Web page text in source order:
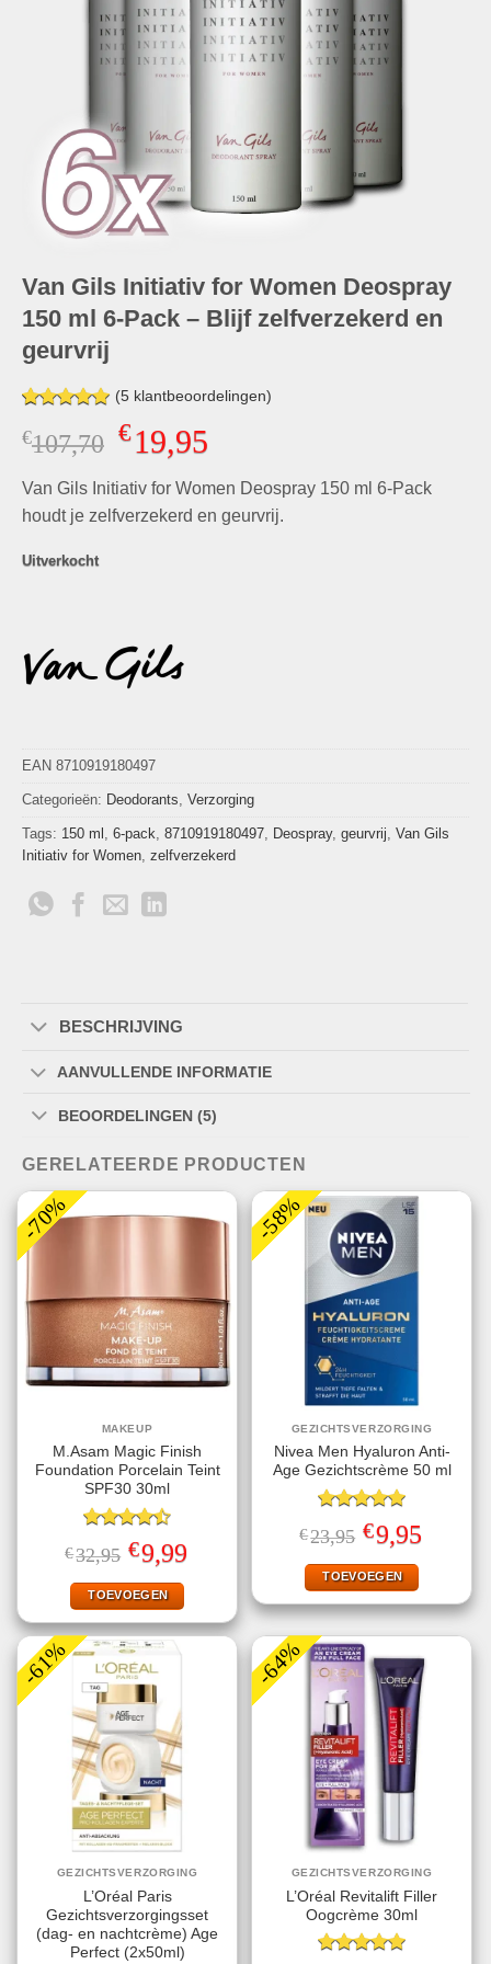
Van Gils Initiativ for Women Deospray
150 ml 6-Pack – Blijf zelfverzekerd en
geurvrij
5.00op 5
gebaseerd
waarderingen
(5klantbeoordelingen)
€107,70 Oorspronkelijke
was:
€107,70.
€19,95Huidige
is:
€19,95.
Van Gils Initiativ for Women Deospray 150 ml 6-Pack
houdt je zelfverzekerd en geurvrij.
Uitverkocht
EAN 8710919180497
Categorieën: Deodorants Verzorging
Tags: 150 ml 6-pack 8710919180497 Deospray, geurvrij Van Gils
Initiativ for Women zelfverzekerd
BESCHRIJVING
AANVULLENDE INFORMATIE
BEOORDELINGEN (5)
GERELATEERDE PRODUCTEN
-70%
MAKEUP
M.Asam Magic Finish
Foundation Porcelain Teint
SPF30 30ml
Gewaardeerd
4.50uit 5
€32,95 Oorspronkelijke
prijs
was:
€32,95.
€9,99Huidige
prijs
TOEVOEGEN
-58%
GEZICHTSVERZORGING
Nivea Men Hyaluron Anti-
Age Gezichtscrème 50 ml
Gewaardeerd
5.00uit 5
€23,95 Oorspronkelijke
prijs
was:
€23,95.
€9,95prijs
TOEVOEGEN
-61%
GEZICHTSVERZORGING
L’Oréal Paris
Gezichtsverzorgingsset
(dag- en nachtcrème) Age
Perfect (2x50ml)
-64%
GEZICHTSVERZORGING
L’Oréal Revitalift Filler
Oogcrème 30ml